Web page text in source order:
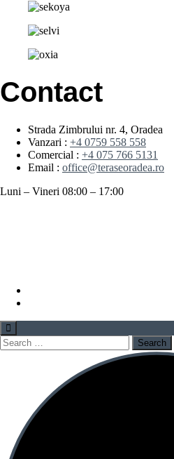
Contact
Strada Zimbrului nr. 4, Oradea
Vanzari : +4 0759 558 558
Comercial : +4 075 766 5131
Email : office@teraseoradea.ro
Luni – Vineri 08:00 – 17:00
Search
for: